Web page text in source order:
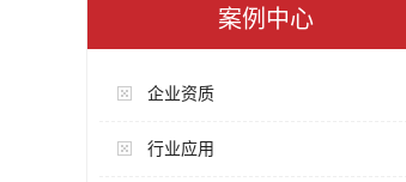
厂房设备展示
案例中心
企业资质
行业应用